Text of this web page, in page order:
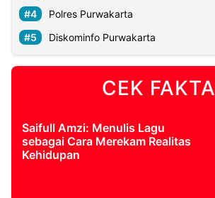
Polres Purwakarta
Diskominfo Purwakarta
CEK FAKTA
Saifull Amzi: Menulis Lagu
sebagai Cara Merekam Realitas
Kehidupan